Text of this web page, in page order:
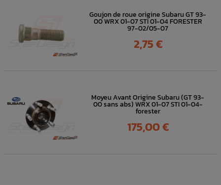
Goujon de roue origine Subaru GT 93-
00 WRX 01-07 STI 01-04 FORESTER
97-02/05-07
Prix
2,75 €
Moyeu Avant Origine Subaru (GT 93-
00 sans abs) WRX 01-07 STI 01-04-
forester
Prix
175,00 €